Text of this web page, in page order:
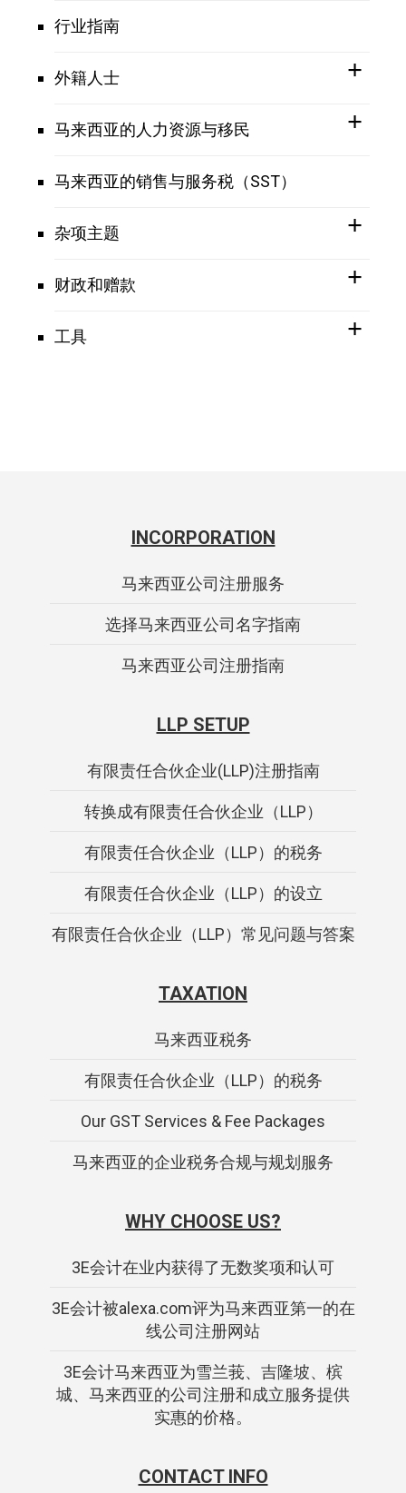
行业指南
外籍人士
马来西亚的人力资源与移民
马来西亚的销售与服务税（SST）
杂项主题
财政和赠款
工具
INCORPORATION
马来西亚公司注册服务
选择马来西亚公司名字指南
马来西亚公司注册指南
LLP SETUP
有限责任合伙企业(LLP)注册指南
转换成有限责任合伙企业（LLP）
有限责任合伙企业（LLP）的税务
有限责任合伙企业（LLP）的设立
有限责任合伙企业（LLP）常见问题与答案
TAXATION
马来西亚税务
有限责任合伙企业（LLP）的税务
Our GST Services & Fee Packages
马来西亚的企业税务合规与规划服务
WHY CHOOSE US?
3E会计在业内获得了无数奖项和认可
3E会计被alexa.com评为马来西亚第一的在
线公司注册网站
3E会计马来西亚为雪兰莪、吉隆坡、槟
城、马来西亚的公司注册和成立服务提供
实惠的价格。
CONTACT INFO